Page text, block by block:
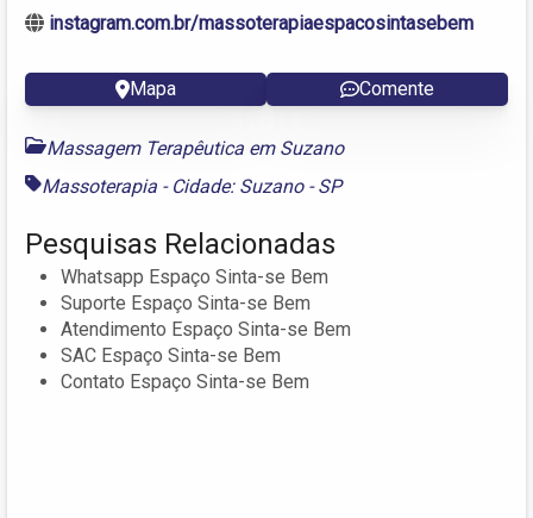
instagram.com.br/massoterapiaespacosintasebem
Mapa Comente
Massagem Terapêutica em Suzano
Massoterapia - Cidade: Suzano - SP
Pesquisas Relacionadas
Whatsapp Espaço Sinta-se Bem
Suporte Espaço Sinta-se Bem
Atendimento Espaço Sinta-se Bem
SAC Espaço Sinta-se Bem
Contato Espaço Sinta-se Bem